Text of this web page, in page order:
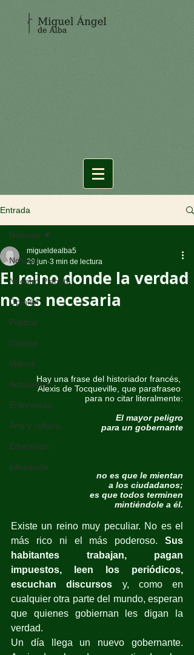
Entrada
Noticias
Nuestro Planeta
Opinión
Política
Ciencia
Videos
Actualidad
Entrevistas
Arte y cultura
Educación
educación
Noticias
El reino donde la verdad
no es necesaria
migueldealba5
29 jun 3 min de lectura
Hay una frase del historiador francés,
Alexis de Tocqueville, que parafraseo
para no citar literalmente:
El mayor peligro
para un gobernante
no es que le mientan
a los ciudadanos;
es que todos terminen
mintiéndole a él.
Existe un reino muy peculiar. No es el
más rico ni el más poderoso. Sus
habitantes trabajan, pagan
impuestos, leen los periódicos,
escuchan discursos y, como en
cualquier otra parte del mundo, esperan
que quienes gobiernan les digan la
verdad.
Un día llega un nuevo gobernante.